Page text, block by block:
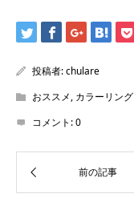
投稿者:chulare
おススメ, カラーリング
コメント:0